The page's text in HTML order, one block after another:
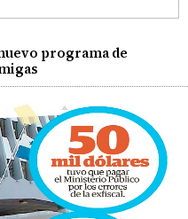
programa de